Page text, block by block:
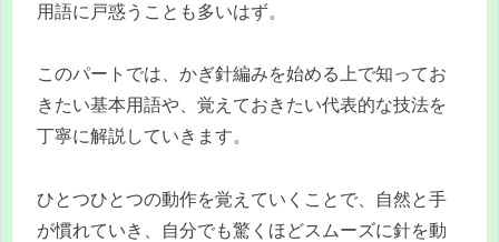
用語に戸惑うことも多いはず。
このパートでは、かぎ針編みを始める上で知ってお
きたい基本用語や、覚えておきたい代表的な技法を
丁寧に解説していきます。
ひとつひとつの動作を覚えていくことで、自然と手
が慣れていき、自分でも驚くほどスムーズに針を動